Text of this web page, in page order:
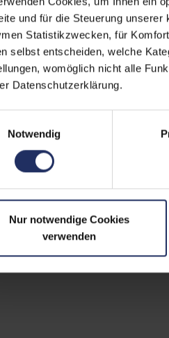
und für die Steuerung
Statistikzwecken, für
selbst entscheiden, welche
womöglich nicht alle
Datenschutzerklärung.
Notwendig
Nur notwendige Cookies
verwenden